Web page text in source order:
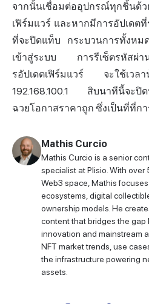
จากนั้นเชื่อมต่ออุปกรณ์ทุกชิ้นด้
เฟิร์มแวร์ และหากมีการอัปเดต
ที่จะปิดแท็บ กระบวนการทั้งหม
เข้าสู่ระบบ การรีเซ็ตรหัส
รอัปเดตเฟิร์มแวร์ จะใช้เวลา
192.168.100.1 สิบนาทีนี้จะปิด
ฉวยโอกาสราคาถูก ซึ่งเป็นที่ที่
Mathis Curcio
Mathis Curcio is a senior
specialist at Plisio. With
Web3 space, Mathis
ecosystems, digital
ownership models. He
content that bridges the
innovation and mainstream
NFT market trends, use
the infrastructure powering
assets.